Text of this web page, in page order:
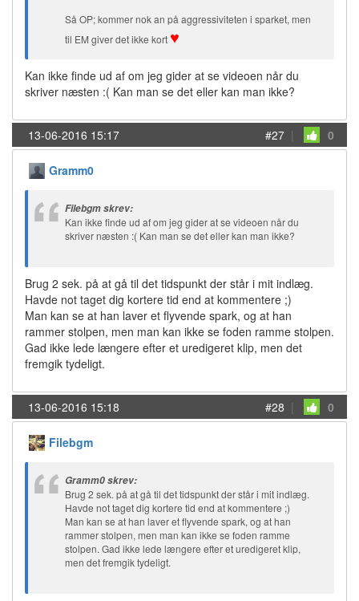
Så OP; kommer nok an på aggressiviteten i sparket, men
til EM giver det ikke kort ♥
Kan ikke finde ud af om jeg gider at se videoen når du
skriver næsten :( Kan man se det eller kan man ikke?
13-06-2016 15:17 #27 | 0
Gramm0
Filebgm skrev:
Kan ikke finde ud af om jeg gider at se videoen når du
skriver næsten :( Kan man se det eller kan man ikke?
Brug 2 sek. på at gå til det tidspunkt der står i mit indlæg.
Havde not taget dig kortere tid end at kommentere ;)
Man kan se at han laver et flyvende spark, og at han
rammer stolpen, men man kan ikke se foden ramme stolpen.
Gad ikke lede længere efter et uredigeret klip, men det
fremgik tydeligt.
13-06-2016 15:18 #28 | 0
Filebgm
Gramm0 skrev:
Brug 2 sek. på at gå til det tidspunkt der står i mit indlæg.
Havde not taget dig kortere tid end at kommentere ;)
Man kan se at han laver et flyvende spark, og at han
rammer stolpen, men man kan ikke se foden ramme
stolpen. Gad ikke lede længere efter et uredigeret klip,
men det fremgik tydeligt.